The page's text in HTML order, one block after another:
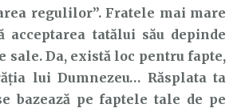
regulilor”. Fratele mai mare
acceptarea tatălui său depinde
sale. Da, există loc pentru fapte,
lui Dumnezeu… Răsplata ta
bazează pe faptele tale de pe